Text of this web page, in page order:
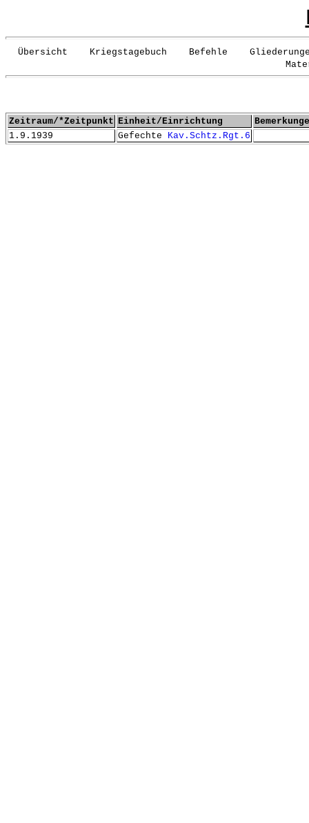
Übersicht Kriegstagebuch Befehle
Zeitraum/*Zeitpunkt Einheit/Einrichtung
1.9.1939
Gefechte Kav.Schtz.Rgt.6